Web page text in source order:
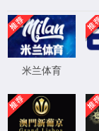
Source
Copyright ©